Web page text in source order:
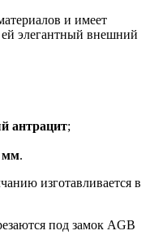
и имеет
ей элегантный внешний
антрацит;
мм.
изготавливается в
под замок AGB